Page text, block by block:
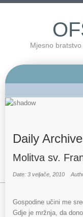
Mjesno
Daily
Molitva sv.
Date: 3 veljače, 2010
Gospodine učini me
Gdje je mržnja, da